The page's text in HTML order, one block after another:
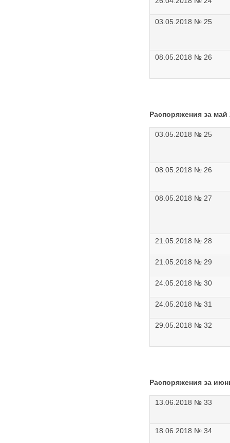
03.05.2018 № 25
08.05.2018 № 26
Распоряжения за май
03.05.2018 № 25
08.05.2018 № 26
08.05.2018 № 27
21.05.2018 № 28
21.05.2018 № 29
24.05.2018 № 30
24.05.2018 № 31
29.05.2018 № 32
Распоряжения за
13.06.2018 № 33
18.06.2018 № 34